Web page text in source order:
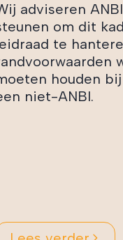
adviseren
om dit
te
houden
niet-ANBI.